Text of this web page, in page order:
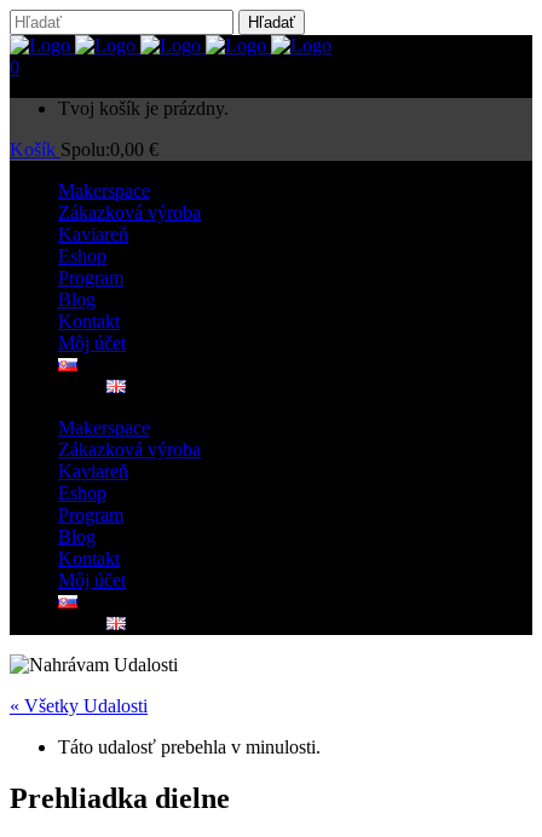
0
Tvoj košík je prázdny.
Košík Spolu:0,00 €
Makerspace
Zákazková výroba
Kaviareň
Eshop
Program
Blog
Kontakt
Môj účet
Makerspace
Zákazková výroba
Kaviareň
Eshop
Program
Blog
Kontakt
Môj účet
« Všetky Udalosti
Táto udalosť prebehla v minulosti.
Prehliadka dielne